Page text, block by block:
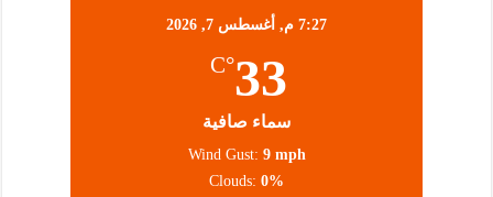
7:27 م, أغسطس 7, 2026
33
°C
سماء صافية
Wind Gust: 9 mph
Clouds: 0%